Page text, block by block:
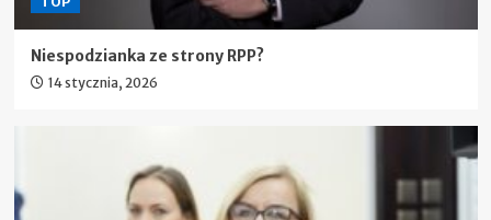
Niespodzianka ze strony RPP?
14 stycznia, 2026